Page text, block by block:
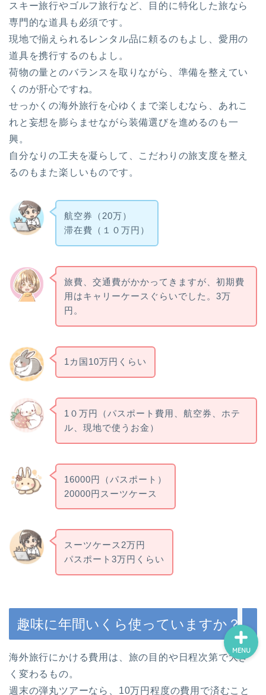
スキー旅行やゴルフ旅行など、目的に特化した旅なら
専門的な道具も必須です。
現地で揃えられるレンタル品に頼るのもよし、愛用の
道具を携行するのもよし。
荷物の量とのバランスを取りながら、準備を整えてい
くのが肝心ですね。
せっかくの海外旅行を心ゆくまで楽しむなら、あれこ
れと妄想を膨らませながら装備選びを進めるのも一
興。
自分なりの工夫を凝らして、こだわりの旅支度を整え
るのもまた楽しいものです。
航空券（20万）
滞在費（１０万円）
旅費、交通費がかかってきますが、初期費
用はキャリーケースぐらいでした。3万
円。
1カ国10万円くらい
1０万円（パスポート費用、航空券、ホテ
ル、現地で使うお金）
16000円（パスポート）
20000円スーツケース
スーツケース2万円
パスポート3万円くらい
趣味に年間いくら使っていますか？
海外旅行にかける費用は、旅の目的や日程次第で大き
く変わるもの。
週末の弾丸ツアーなら、10万円程度の費用で済むこと
MENU
スポーツ・運動
制作・学習